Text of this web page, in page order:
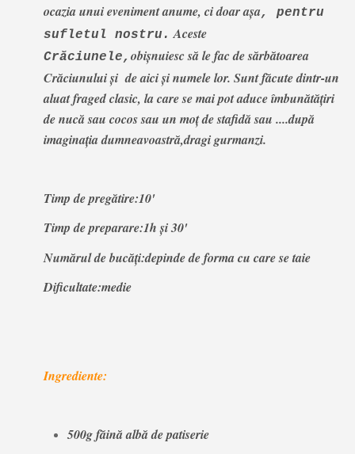
ocazia unui eveniment anume, ci doar așa, pentru
sufletul nostru. Aceste
Crăciunele, obișnuiesc să le fac de sărbătoarea
Crăciunului și de aici și numele lor. Sunt făcute dintr-un
aluat fraged clasic, la care se mai pot aduce îmbunătățiri
de nucă sau cocos sau un moț de stafidă sau ....după
imaginația dumneavoastră,dragi gurmanzi.
Timp de pregătire:10'
Timp de preparare:1h și 30'
Numărul de bucăți:depinde de forma cu care se taie
Dificultate:medie
Ingrediente:
500g făină albă de patiserie